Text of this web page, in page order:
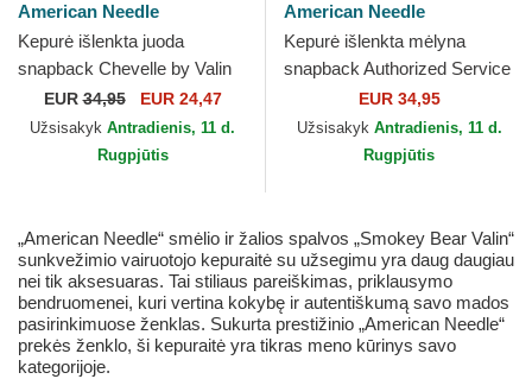
American Needle
Kepurė išlenkta juoda
snapback Chevelle by Valin
American Needle
EUR34,95 EUR 24,47
Užsisakyk Antradienis, 11 d.
Rugpjūtis
American Needle
Kepurė išlenkta mėlyna
snapback Authorized Service
Valin American Needle
EUR 34,95
Užsisakyk Antradienis, 11 d.
Rugpjūtis
„American Needle“ smėlio ir žalios spalvos „Smokey Bear Valin“
sunkvežimio vairuotojo kepuraitė su užsegimu yra daug daugiau
nei tik aksesuaras. Tai stiliaus pareiškimas, priklausymo
bendruomenei, kuri vertina kokybę ir autentiškumą savo mados
pasirinkimuose ženklas. Sukurta prestižinio „American Needle“
prekės ženklo, ši kepuraitė yra tikras meno kūrinys savo
kategorijoje.